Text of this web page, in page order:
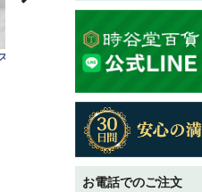
PALETA NEU（パレッタ ノイ） サ
13,530 税込
お電話でのご注文